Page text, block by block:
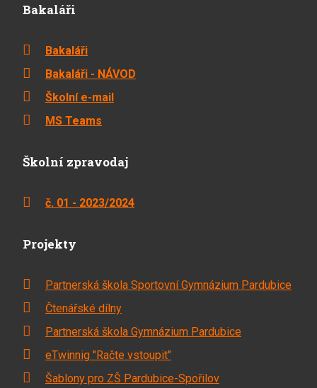
Bakaláři
Bakaláři
Bakaláři - NÁVOD
Školní e-mail
MS Teams
Školní zpravodaj
č. 01 - 2023/2024
Projekty
Partnerská škola Sportovní Gymnázium Pardubice
Čtenářské dílny
Partnerská škola Gymnázium Pardubice
eTwinnig "Račte vstoupit"
Šablony pro ZŠ Pardubice-Spořilov